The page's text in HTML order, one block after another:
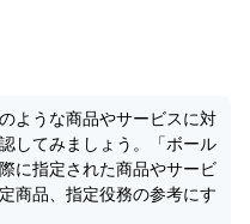
ような商品やサービスに対
してみましょう。「ボール
に指定された商品やサービ
商品、指定役務の参考にす